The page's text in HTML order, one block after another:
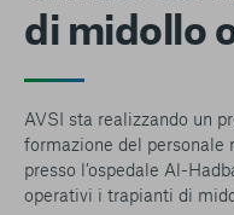
navigazione più comoda
migliorare i nostri servizi
cookie vengono utilizzati
terzi. Qui sono disponibili
utilizziamo e sarà
le proprie preferenze,
per il funzionamento
di midollo
AVSI sta realizzando un
formazione del personale
presso l’ospedale Al-
operativi i trapianti di